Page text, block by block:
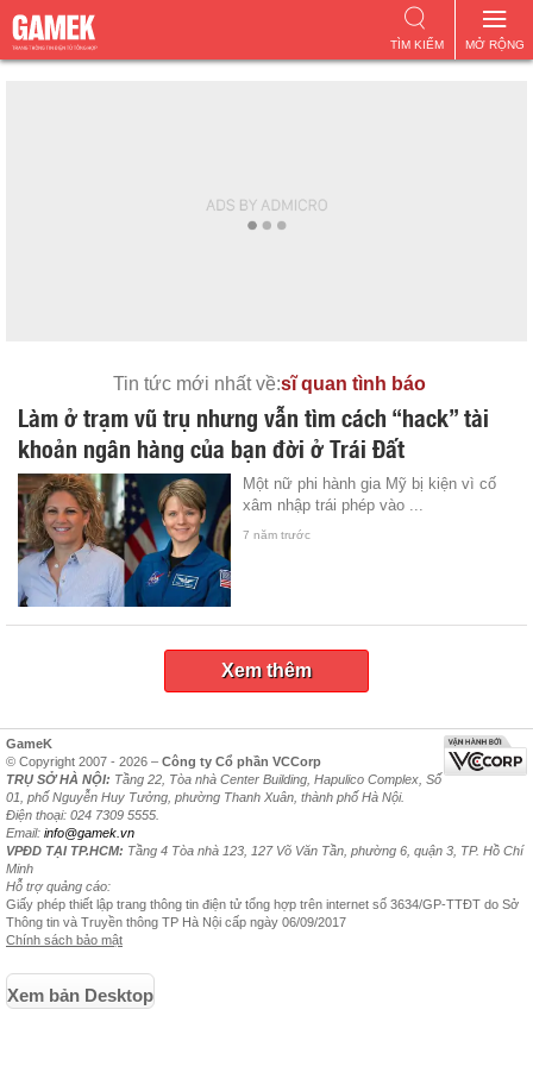
MỞ RỘNG
TÌM KIẾM
Tin tức mới nhất về:sĩ quan tình báo
Làm ở trạm vũ trụ nhưng vẫn tìm cách “hack” tài
khoản ngân hàng của bạn đời ở Trái Đất
Một nữ phi hành gia Mỹ bị kiện vì cố
xâm nhập trái phép vào ...
7 năm trước
Xem thêm
GameK
© Copyright 2007 - 2026 – Công ty Cổ phần VCCorp
TRỤ SỞ HÀ NỘI: Tầng 22, Tòa nhà Center Building, Hapulico Complex, Số
01, phố Nguyễn Huy Tưởng, phường Thanh Xuân, thành phố Hà Nội.
Điện thoại: 024 7309 5555.
Email: info@gamek.vn
VPĐD TẠI TP.HCM: Tầng 4 Tòa nhà 123, 127 Võ Văn Tần, phường 6, quận 3, TP. Hồ Chí
Minh
Hỗ trợ quảng cáo:
Giấy phép thiết lập trang thông tin điện tử tổng hợp trên internet số 3634/GP-TTĐT do Sở
Thông tin và Truyền thông TP Hà Nội cấp ngày 06/09/2017
Chính sách bảo mật
Xem bản Desktop